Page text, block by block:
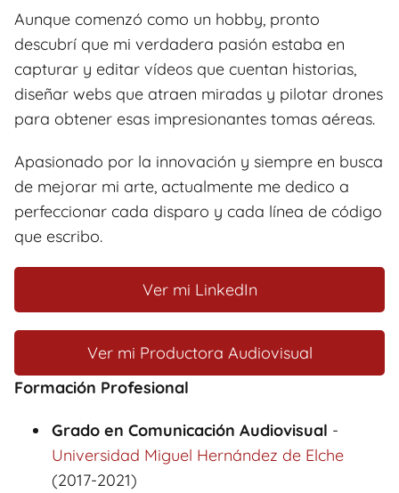
Aunque comenzó como un hobby, pronto
descubrí que mi verdadera pasión estaba en
capturar y editar vídeos que cuentan historias,
diseñar webs que atraen miradas y pilotar drones
para obtener esas impresionantes tomas aéreas.
Apasionado por la innovación y siempre en busca
de mejorar mi arte, actualmente me dedico a
perfeccionar cada disparo y cada línea de código
que escribo.
Ver mi LinkedIn
Ver mi Productora Audiovisual
Formación Profesional
Grado en Comunicación Audiovisual -
Universidad Miguel Hernández de Elche
(2017-2021)